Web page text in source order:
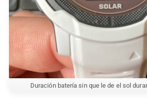
Duración batería sin que le de el sol